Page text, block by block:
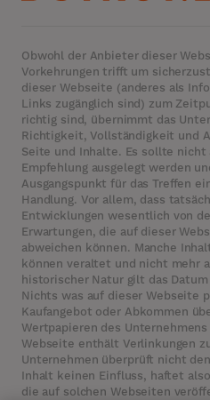
Obwohl der Anbieter dieser
Vorkehrungen trifft um
dieser Webseite (anderes als
Links zugänglich sind) zum
richtig sind, übernimmt das
Richtigkeit, Vollständigkeit und
Seite und Inhalte. Es sollte nicht
Empfehlung ausgelegt werden
Ausgangspunkt für das Treffen
Handlung. Vor allem, dass
Entwicklungen wesentlich von
Erwartungen, die auf dieser
abweichen können. Manche
können veraltet und nicht mehr
historischer Natur gilt das
Nichts was auf dieser Webseite
Kaufangebot oder Abkommen
Wertpapieren des
Webseite enthält Verlinkungen
Unternehmen überprüft nicht
Inhalt keinen Einfluss, haftet
die auf solchen Webseiten